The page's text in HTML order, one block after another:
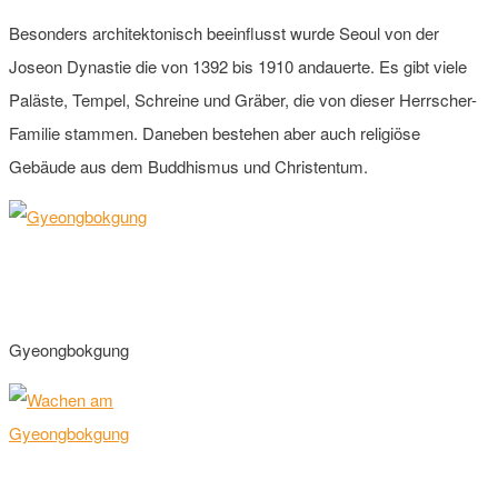
Besonders architektonisch beeinflusst wurde Seoul von der
Joseon Dynastie die von 1392 bis 1910 andauerte. Es gibt viele
Paläste, Tempel, Schreine und Gräber, die von dieser Herrscher-
Familie stammen. Daneben bestehen aber auch religiöse
Gebäude aus dem Buddhismus und Christentum.
Gyeongbokgung